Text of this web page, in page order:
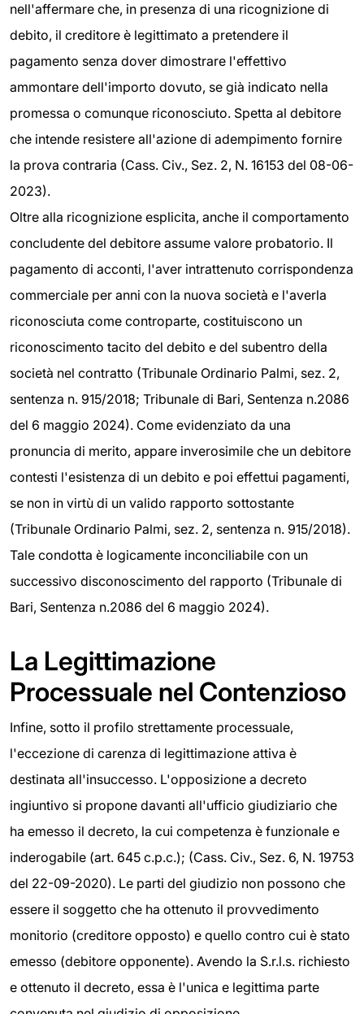
nell'affermare che, in presenza di una ricognizione di
debito, il creditore è legittimato a pretendere il
pagamento senza dover dimostrare l'effettivo
ammontare dell'importo dovuto, se già indicato nella
promessa o comunque riconosciuto. Spetta al debitore
che intende resistere all'azione di adempimento fornire
la prova contraria (Cass. Civ., Sez. 2, N. 16153 del 08-06-
2023).
Oltre alla ricognizione esplicita, anche il comportamento
concludente del debitore assume valore probatorio. Il
pagamento di acconti, l'aver intrattenuto corrispondenza
commerciale per anni con la nuova società e l'averla
riconosciuta come controparte, costituiscono un
riconoscimento tacito del debito e del subentro della
società nel contratto (Tribunale Ordinario Palmi, sez. 2,
sentenza n. 915/2018; Tribunale di Bari, Sentenza n.2086
del 6 maggio 2024). Come evidenziato da una
pronuncia di merito, appare inverosimile che un debitore
contesti l'esistenza di un debito e poi effettui pagamenti,
se non in virtù di un valido rapporto sottostante
(Tribunale Ordinario Palmi, sez. 2, sentenza n. 915/2018).
Tale condotta è logicamente inconciliabile con un
successivo disconoscimento del rapporto (Tribunale di
Bari, Sentenza n.2086 del 6 maggio 2024).
La Legittimazione
Processuale nel Contenzioso
Infine, sotto il profilo strettamente processuale,
l'eccezione di carenza di legittimazione attiva è
destinata all'insuccesso. L'opposizione a decreto
ingiuntivo si propone davanti all'ufficio giudiziario che
ha emesso il decreto, la cui competenza è funzionale e
inderogabile (art. 645 c.p.c.); (Cass. Civ., Sez. 6, N. 19753
del 22-09-2020). Le parti del giudizio non possono che
essere il soggetto che ha ottenuto il provvedimento
monitorio (creditore opposto) e quello contro cui è stato
emesso (debitore opponente). Avendo la S.r.l.s. richiesto
e ottenuto il decreto, essa è l'unica e legittima parte